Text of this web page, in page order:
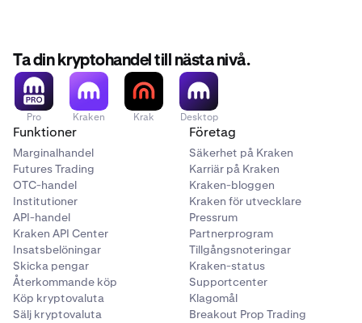
Ta din kryptohandel till nästa nivå.
Pro Kraken Krak Desktop
Funktioner
Marginalhandel
Futures Trading
OTC-handel
Institutioner
API-handel
Kraken API Center
Insatsbelöningar
Skicka pengar
Återkommande köp
Köp kryptovaluta
Sälj kryptovaluta
Företag
Säkerhet på Kraken
Karriär på Kraken
Kraken-bloggen
Kraken för utvecklare
Pressrum
Partnerprogram
Tillgångsnoteringar
Kraken-status
Supportcenter
Klagomål
Breakout Prop Trading